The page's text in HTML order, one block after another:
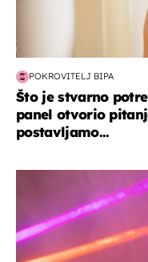
POKROVITELJ BIPA
Što je stvarno
panel otvorio
postavljamo...